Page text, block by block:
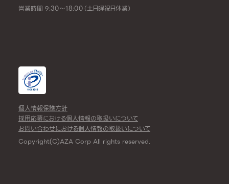
営業時間 9:30～18:00（土日曜祝日休業）
個人情報保護方針
採用応募における個人情報の取扱いについて
お問い合わせにおける個人情報の取扱いについて
Copyright(C)AZA Corp All rights reserved.